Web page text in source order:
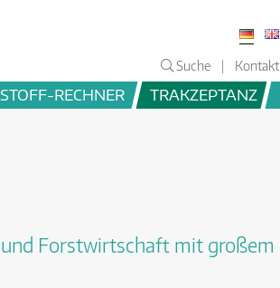
Suche Kontakt
RECHNER TRAKZEPTANZ
Forstwirtschaft mit großem